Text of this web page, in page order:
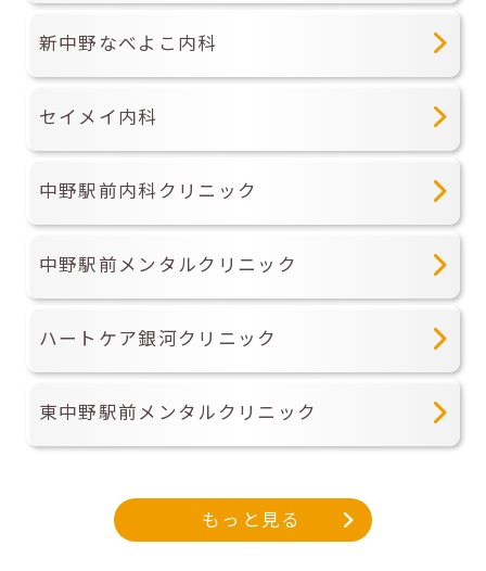
新中野なべよこ内科
セイメイ内科
中野駅前内科クリニック
中野駅前メンタルクリニック
ハートケア銀河クリニック
東中野駅前メンタルクリニック
もっと見る